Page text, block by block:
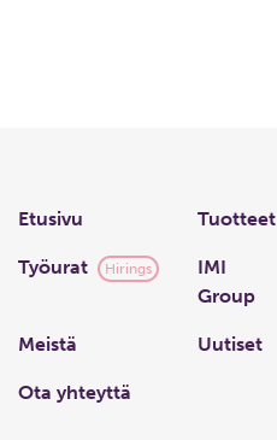
Links
Etusivu Tuotteet
Työurat Hirings
IMI
Group
Meistä Uutiset
Ota yhteyttä